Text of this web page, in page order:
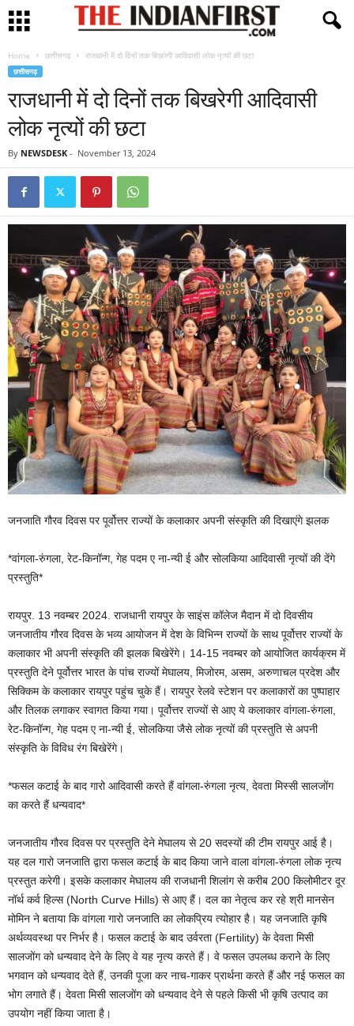
Home छत्तीसगढ़ राजधानी में दो दिनों तक बिखरेगी आदिवासी लोक नृत्यों की छटा
छत्तीसगढ़
राजधानी में दो दिनों तक बिखरेगी आदिवासी
लोक नृत्यों की छटा
By NEWSDESK - November 13, 2024
जनजाति गौरव दिवस पर पूर्वोत्तर राज्यों के कलाकार अपनी संस्कृति की दिखाएंगे झलक
*वांगला-रुंगला, रेट-किनॉन्ग, गेह पदम ए ना-न्यी ई और सोलकिया आदिवासी नृत्यों की देंगे
प्रस्तुति*
रायपुर. 13 नवम्बर 2024. राजधानी रायपुर के साइंस कॉलेज मैदान में दो दिवसीय
जनजातीय गौरव दिवस के भव्य आयोजन में देश के विभिन्न राज्यों के साथ पूर्वोत्तर राज्यों के
कलाकार भी अपनी संस्कृति की झलक बिखेरेंगे। 14-15 नवम्बर को आयोजित कार्यक्रम में
प्रस्तुति देने पूर्वोत्तर भारत के पांच राज्यों मेघालय, मिजोरम, असम, अरुणाचल प्रदेश और
सिक्किम के कलाकार रायपुर पहुंच चुके हैं। रायपुर रेलवे स्टेशन पर कलाकारों का पुष्पाहार
और तिलक लगाकर स्वागत किया गया। पूर्वोत्तर राज्यों से आए ये कलाकार वांगला-रुंगला,
रेट-किनॉन्ग, गेह पदम ए ना-न्यी ई, सोलकिया जैसे लोक नृत्यों की प्रस्तुति से अपनी
संस्कृति के विविध रंग बिखेरेंगे।
*फसल कटाई के बाद गारो आदिवासी करते हैं वांगला-रुंगला नृत्य, देवता मिस्सी सालजोंग
का करते हैं धन्यवाद*
जनजातीय गौरव दिवस पर प्रस्तुति देने मेघालय से 20 सदस्यों की टीम रायपुर आई है।
यह दल गारो जनजाति द्वारा फसल कटाई के बाद किया जाने वाला वांगला-रुंगला लोक नृत्य
प्रस्तुत करेगी। इसके कलाकार मेघालय की राजधानी शिलांग से करीब 200 किलोमीटर दूर
नॉर्थ कर्व हिल्स (North Curve Hills) से आए हैं। दल का नेतृत्व कर रहे श्री मानसेन
मोमिन ने बताया कि वांगला गारो जनजाति का लोकप्रिय त्योहार है। यह जनजाति कृषि
अर्थव्यवस्था पर निर्भर है। फसल कटाई के बाद उर्वरता (Fertility) के देवता मिसी
सालजोंग को धन्यवाद देने के लिए वे यह नृत्य करते हैं। वे फसल उपलब्ध कराने के लिए
भगवान को धन्यवाद देते हैं, उनकी पूजा कर नाच-गाकर प्रार्थना करते हैं और नई फसल का
भोग लगाते हैं। देवता मिसी सालजोंग को धन्यवाद देने से पहले किसी भी कृषि उत्पाद का
उपयोग नहीं किया जाता है।